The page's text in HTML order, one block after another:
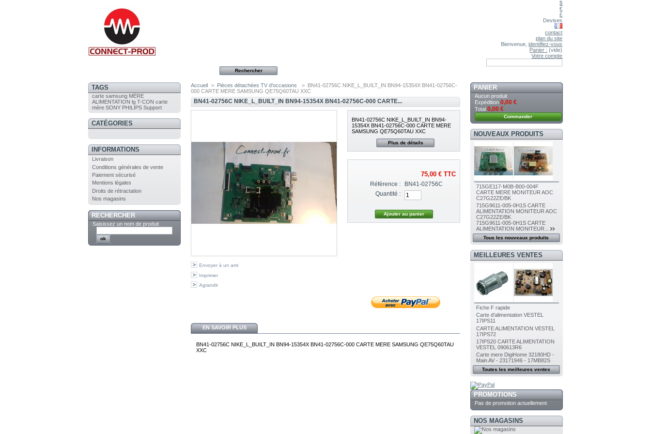
$
€
£
Devises
contact
plan du site
Bienvenue,identifiez-vous
Panier : (vide)
Votre compte
TAGS
carte samsung MÈRE
ALIMENTATION lg T-CON carte
mère SONY PHILIPS Support
CATÉGORIES
INFORMATIONS
Livraison
Conditions générales de vente
Paiement sécurisé
Mentions légales
Droits de rétractation
Nos magasins
RECHERCHER
Saisissez un nom de produit
Accueil > Pièces détachées TV d'occasions >
BN41-02756C NIKE_L_BUILT_IN BN94-15354X BN41-02756C-
000 CARTE MERE SAMSUNG QE75Q60TAU XXC
BN41-02756C NIKE_L_BUILT_IN BN94-15354X BN41-02756C-000 CARTE...
Envoyer à un ami
Imprimer
Agrandir
BN41-02756C NIKE_L_BUILT_IN BN94-
15354X BN41-02756C-000 CARTE MERE
SAMSUNG QE75Q60TAU XXC
Plus de détails
75,00 €TTC
Référence :
BN41-02756C
Quantité :
EN SAVOIR PLUS
BN41-02756C NIKE_L_BUILT_IN BN94-15354X BN41-02756C-000 CARTE MERE SAMSUNG QE75Q60TAU
XXC
PANIER
Aucun produit
Expédition 0,00 €
Total 0,00 €
Commander
NOUVEAUX PRODUITS
715GE117-M0B-B00-004F
CARTE MERE MONITEUR AOC
C27G22ZE/BK
715G9611-005-0H1S CARTE
ALIMENTATION MONITEUR AOC
C27G22ZE/BK
715G9611-005-0H1S CARTE
ALIMENTATION MONITEUR...
Tous les nouveaux produits
MEILLEURES VENTES
Fiche F rapide
Carte d'alimentation VESTEL
17IPS11
CARTE ALIMENTATION VESTEL
17IPS72
17IPS20 CARTE ALIMENTATION
VESTEL 090613R6
Carte mere DigiHome 32180HD -
Main AV - 23171946 - 17MB82S
Toutes les meilleures ventes
PROMOTIONS
Pas de promotion actuellement
NOS MAGASINS